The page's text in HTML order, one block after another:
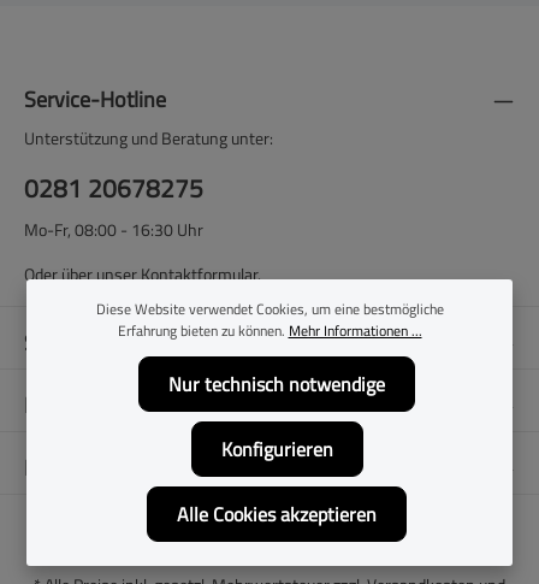
Service-Hotline
Unterstützung und Beratung unter:
0281 20678275
Mo-Fr, 08:00 - 16:30 Uhr
Oder über unserKontaktformular.
Shop-Service
Filialen
Folge uns
Diese Website verwendet Cookies, um eine bestmögliche
Erfahrung bieten zu können. Mehr Informationen ...
Nur technisch notwendige
Konfigurieren
Alle Cookies akzeptieren